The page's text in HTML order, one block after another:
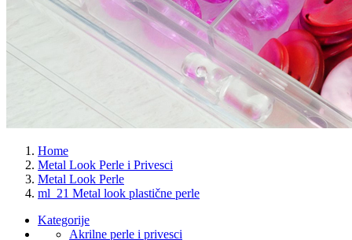
Home
Metal Look Perle i Privesci
Metal Look Perle
ml_21 Metal look plastične perle
Kategorije
Akrilne perle i privesci